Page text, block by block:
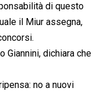
di questo
il Miur assegna,
Giannini, dichiara che
no a nuovi